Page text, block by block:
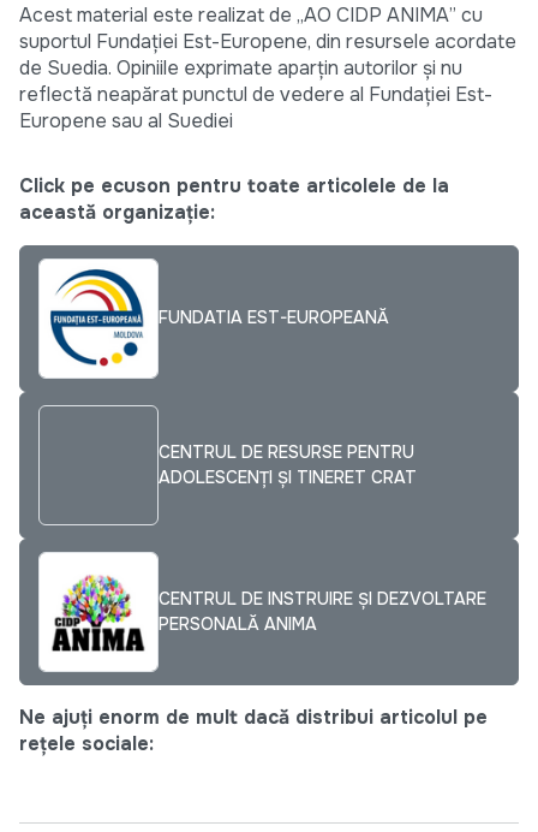
Acest material este realizat de ,,AO CIDP ANIMA” cu
suportul Fundaţiei Est-Europene, din resursele acordate
de Suedia. Opiniile exprimate aparţin autorilor şi nu
reflectă neapărat punctul de vedere al Fundației Est-
Europene sau al Suediei
Click pe ecuson pentru toate articolele de la
această organizație:
FUNDATIA EST-EUROPEANĂ
CENTRUL DE RESURSE PENTRU
ADOLESCENȚI ȘI TINERET CRAT
CENTRUL DE INSTRUIRE ȘI DEZVOLTARE
PERSONALĂ ANIMA
Ne ajuți enorm de mult dacă distribui articolul pe
rețele sociale: